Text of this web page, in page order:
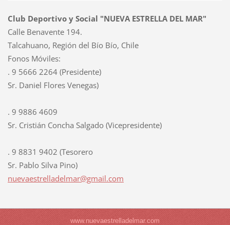
Club Deportivo y Social "NUEVA ESTRELLA DEL MAR"
Calle Benavente 194.
Talcahuano, Región del Bío Bío, Chile
Fonos Móviles:
. 9 5666 2264 (Presidente)
Sr. Daniel Flores Venegas)
. 9 9886 4609
Sr. Cristián Concha Salgado (Vicepresidente)
. 9 8831 9402 (Tesorero
Sr. Pablo Silva Pino)
nuevaestrelladelmar@gmail.com
www.nuevaestrelladelmar.com